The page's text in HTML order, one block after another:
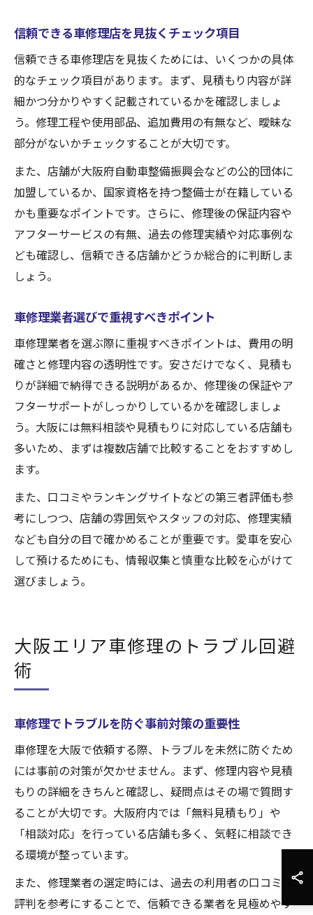
信頼できる車修理店を見抜くチェック項目
信頼できる車修理店を見抜くためには、いくつかの具体
的なチェック項目があります。まず、見積もり内容が詳
細かつ分かりやすく記載されているかを確認しましょ
う。修理工程や使用部品、追加費用の有無など、曖昧な
部分がないかチェックすることが大切です。
また、店舗が大阪府自動車整備振興会などの公的団体に
加盟しているか、国家資格を持つ整備士が在籍している
かも重要なポイントです。さらに、修理後の保証内容や
アフターサービスの有無、過去の修理実績や対応事例な
ども確認し、信頼できる店舗かどうか総合的に判断しま
しょう。
車修理業者選びで重視すべきポイント
車修理業者を選ぶ際に重視すべきポイントは、費用の明
確さと修理内容の透明性です。安さだけでなく、見積も
りが詳細で納得できる説明があるか、修理後の保証やア
フターサポートがしっかりしているかを確認しましょ
う。大阪には無料相談や見積もりに対応している店舗も
多いため、まずは複数店舗で比較することをおすすめし
ます。
また、口コミやランキングサイトなどの第三者評価も参
考にしつつ、店舗の雰囲気やスタッフの対応、修理実績
なども自分の目で確かめることが重要です。愛車を安心
して預けるためにも、情報収集と慎重な比較を心がけて
選びましょう。
大阪エリア車修理のトラブル回避
術
車修理でトラブルを防ぐ事前対策の重要性
車修理を大阪で依頼する際、トラブルを未然に防ぐため
には事前の対策が欠かせません。まず、修理内容や見積
もりの詳細をきちんと確認し、疑問点はその場で質問す
ることが大切です。大阪府内では「無料見積もり」や
「相談対応」を行っている店舗も多く、気軽に相談でき
る環境が整っています。
また、修理業者の選定時には、過去の利用者の口コミや
評判を参考にすることで、信頼できる業者を見極めやす